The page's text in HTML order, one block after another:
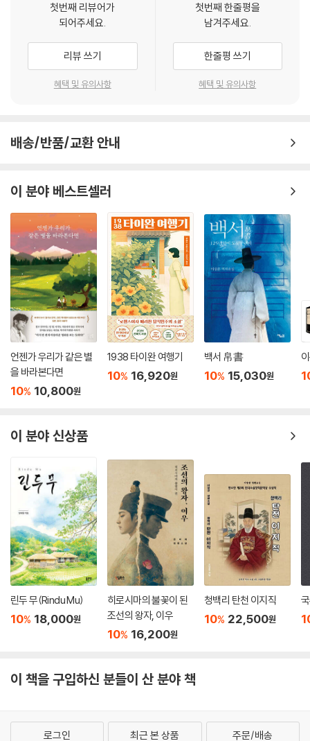
--- 「9장 붉은 자규의 울음소리」중에서
려웠고, 가독성만 강조한 요약본은 저자 특유의 유려한 문체와 세밀한 심
리 묘사를 놓치기 일쑤였기 때문이다.
따라서 본 도서는 이러한 갈증을 해소하기 위해 ‘무삭제 현대어 편역’
는 정공법을 택했다.
단 한 줄도 덜어내지 않고 온전히 담아냈다.
늘날의 언어로 매끄럽게 다듬었다. 국어사전을 찾아가며 읽어야 했던 번거
로움을 없애고, 마치 어제 쓰인 소설처럼 막힘없이 읽히는 ‘최고의 가독
성’을 자랑한다.
역사적 고증과 문학적 감수성이 결합했다. 단순한 번역을 넘어 작가 특유
의 애상적인 문체를 현대적으로 복원하여, 독자들이 어린 임금 단종의 비
극에 깊이 공감할 수 있도록 예술적 완성도를 높였다.
첫번째 리뷰어가
되어주세요.
리뷰 쓰기
혜택 및 유의사항
첫번째 한줄평을
남겨주세요.
한줄평 쓰기
혜택 및 유의사항
배송/반품/교환 안내
이 분야 베스트셀러
언젠가 우리가 같은 별
을 바라본다면
10% 10,800원
1938 타이완 여행기
10% 16,920원
백서 帛書
10% 15,030원
이 분야 신상품
린두 무(Rindu Mu)
10% 18,000원
히로시마의 불꽃이 된
조선의 왕자, 이우
10% 16,200원
청백리 탄천 이지직
10% 22,500원
이 책을 구입하신 분들이 산 분야 책
로그인 최근 본 상품 주문/배송